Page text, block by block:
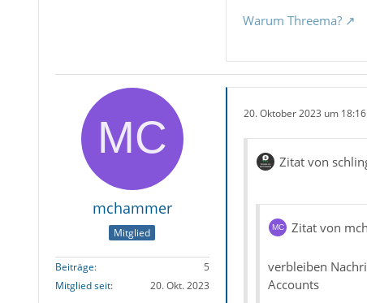
Warum Threema?
mchammer
Mitglied
Beiträge
5
Mitglied seit
20. Okt. 2023
20. Oktober 2023 um 18:16
Zitat von
Zitat von
verbleiben
Accounts